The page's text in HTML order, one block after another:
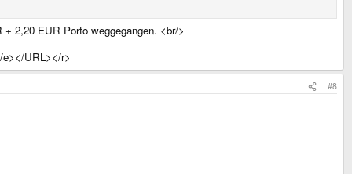
2,20 EUR Porto weggegangen. <br/>
e></URL></r>
#8